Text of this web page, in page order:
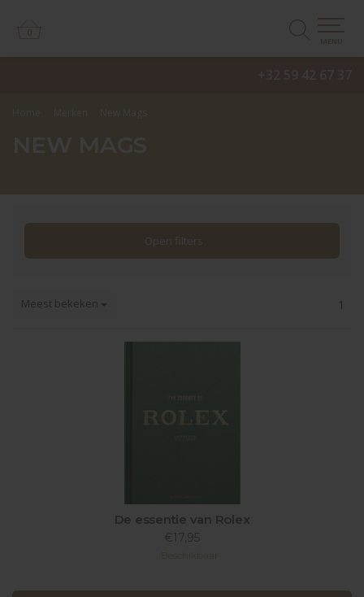
00
MENU
Open filters
Meest bekeken 1
De essentie van Rolex
€17,95
Beschikbaar